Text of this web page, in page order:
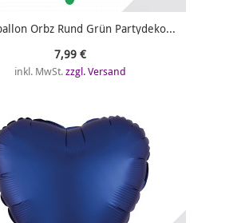
Orbz Rund Grün Partydeko...
7,99 €
inkl. MwSt.zzgl. Versand